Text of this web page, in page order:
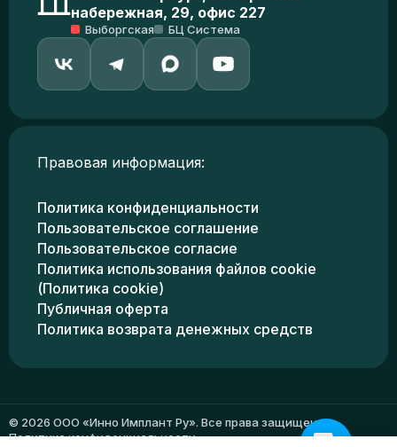
набережная, 29, офис 227
Выборгская БЦ Система
Правовая информация:
Политика конфиденциальности
Пользовательское соглашение
Пользовательское согласие
Политика использования файлов cookie
(Политика cookie)
Публичная оферта
Политика возврата денежных средств
© 2026 ООО «Инно Имплант Ру». Все права защищены.
Политика конфиденциальности